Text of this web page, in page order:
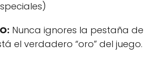
Nunca ignores la pestaña de
el verdadero “oro” del juego.